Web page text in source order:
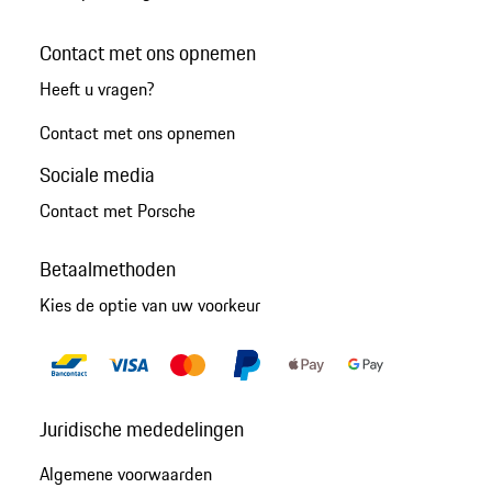
Contact met ons opnemen
Heeft u vragen?
Contact met ons opnemen
Sociale media
Contact met Porsche
Betaalmethoden
Kies de optie van uw voorkeur
Juridische mededelingen
Algemene voorwaarden